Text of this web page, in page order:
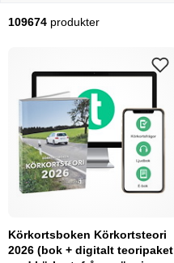
109674 produkter
Körkortsboken Körkortsteori
2026 (bok + digitalt teoripaket